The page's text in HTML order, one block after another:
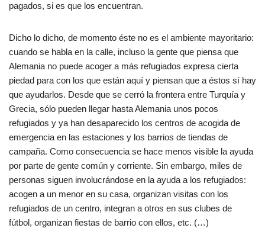
pagados, si es que los encuentran.
Dicho lo dicho, de momento éste no es el ambiente mayoritario:
cuando se habla en la calle, incluso la gente que piensa que
Alemania no puede acoger a más refugiados expresa cierta
piedad para con los que están aquí y piensan que a éstos sí hay
que ayudarlos. Desde que se cerró la frontera entre Turquía y
Grecia, sólo pueden llegar hasta Alemania unos pocos
refugiados y ya han desaparecido los centros de acogida de
emergencia en las estaciones y los barrios de tiendas de
campaña. Como consecuencia se hace menos visible la ayuda
por parte de gente común y corriente. Sin embargo, miles de
personas siguen involucrándose en la ayuda a los refugiados:
acogen a un menor en su casa, organizan visitas con los
refugiados de un centro, integran a otros en sus clubes de
fútbol, organizan fiestas de barrio con ellos, etc. (…)